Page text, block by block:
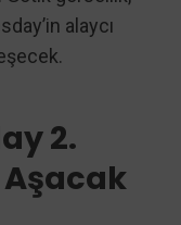
alaycı
2.